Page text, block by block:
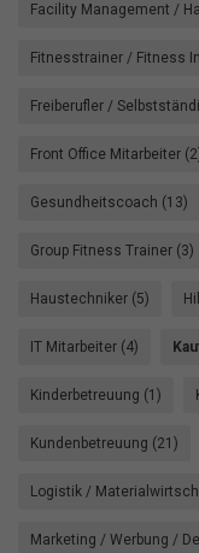
Facility Management /
Fitnesstrainer / Fitness
Freiberufler /
Front Office Mitarbeiter
Gesundheitscoach (13)
Group Fitness Trainer (3)
Haustechniker (5)
IT Mitarbeiter (4)
Kinderbetreuung (1)
Kundenbetreuung (21)
Logistik /
Marketing / Werbung /